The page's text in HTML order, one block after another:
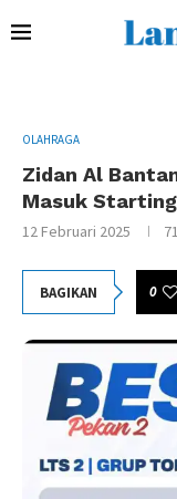
OLAHRAGA
Zidan Al
Masuk
12 Februari 2025
BAGIKAN 0